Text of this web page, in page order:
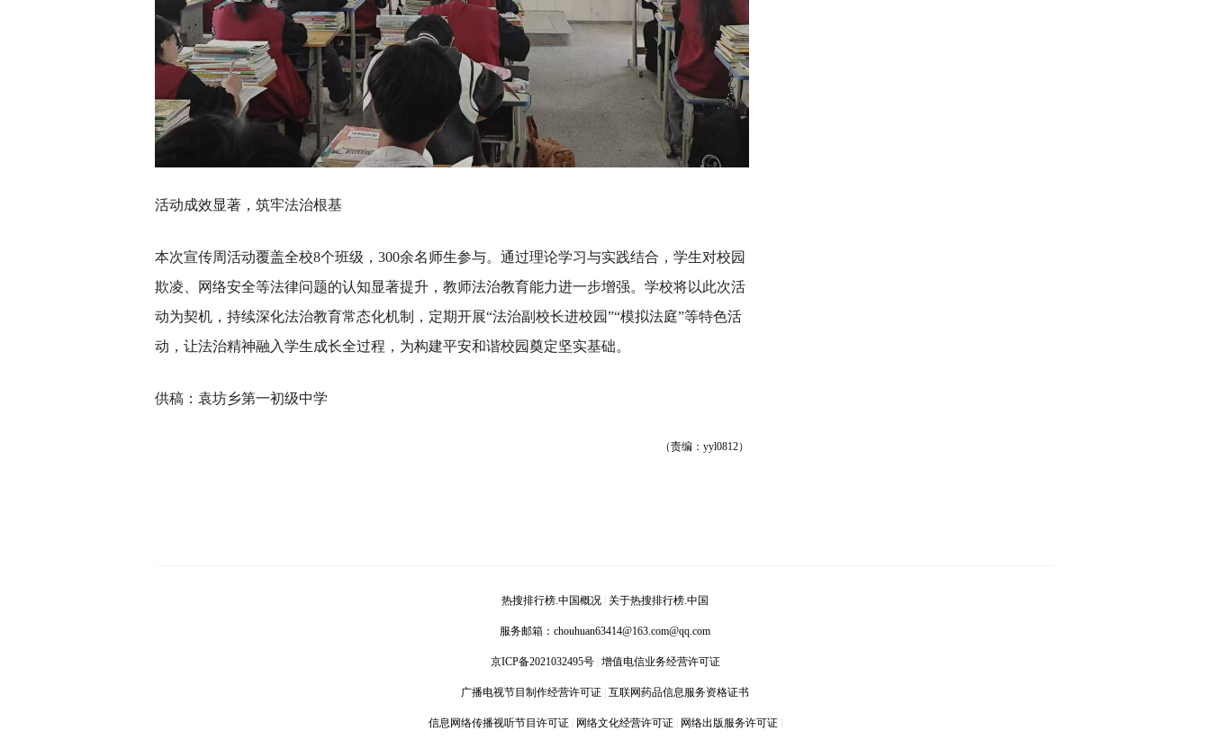
活动成效显著，筑牢法治根基
本次宣传周活动覆盖全校8个班级，300余名师生参与。通过理论学习与实践结合，学生对校园
欺凌、网络安全等法律问题的认知显著提升，教师法治教育能力进一步增强。学校将以此次活
动为契机，持续深化法治教育常态化机制，定期开展“法治副校长进校园”“模拟法庭”等特色活
动，让法治精神融入学生成长全过程，为构建平安和谐校园奠定坚实基础。
供稿：袁坊乡第一初级中学
（责编：yyl0812）
热搜排行榜.中国概况 关于热搜排行榜.中国
服务邮箱： chouhuan63414@163.com@qq.com
京ICP备2021032495号 增值电信业务经营许可证
广播电视节目制作经营许可证 互联网药品信息服务资格证书
信息网络传播视听节目许可证 网络文化经营许可证 网络出版服务许可证